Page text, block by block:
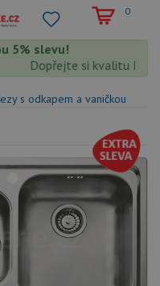
0
5% slevu!
Dopřejte si kvalitu
s odkapem a vaničkou